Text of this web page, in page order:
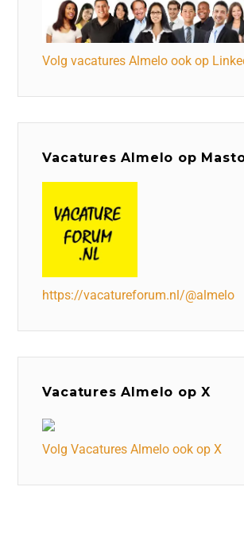
Volg vacatures Almelo ook op
Vacatures Almelo op
https://vacatureforum.nl/@almelo
Vacatures Almelo op X
Volg Vacatures Almelo ook op X